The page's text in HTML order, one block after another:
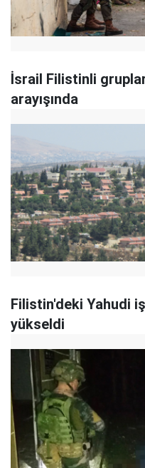
İsrail Filistinli
arayışında
Filistin'deki Yahudi
yükseldi